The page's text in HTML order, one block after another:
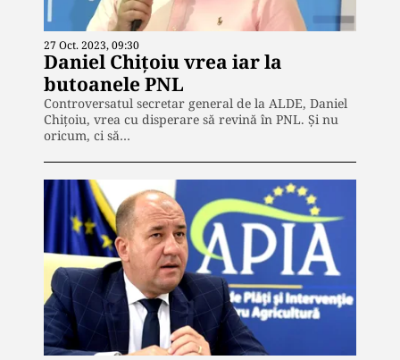
27 Oct. 2023, 09:30
Daniel Chițoiu vrea iar la
butoanele PNL
Controversatul secretar general de la ALDE, Daniel
Chițoiu, vrea cu disperare să revină în PNL. Și nu
oricum, ci să…